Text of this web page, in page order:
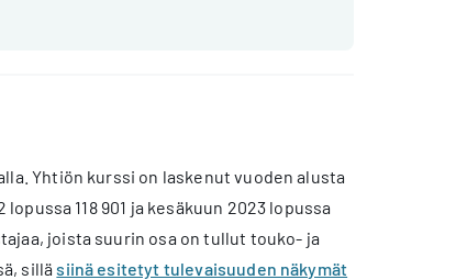
Yhtiön kurssi on laskenut vuoden alusta
118 901 ja kesäkuun 2023 lopussa
joista suurin osa on tullut touko- ja
silläsiinä esitetyt tulevaisuuden näkymät